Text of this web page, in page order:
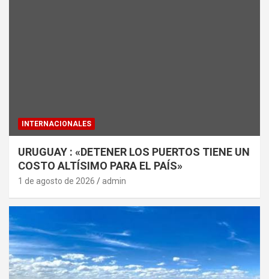
INTERNACIONALES
URUGUAY : «DETENER LOS PUERTOS TIENE UN
COSTO ALTÍSIMO PARA EL PAÍS»
1 de agosto de 2026 admin